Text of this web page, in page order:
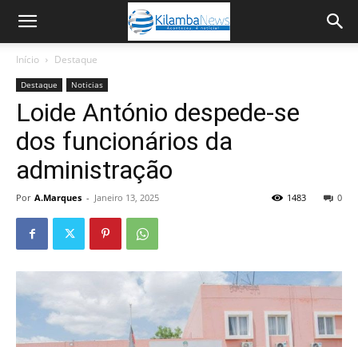
Início Destaque
Destaque Noticias
Loide António despede-se
dos funcionários da
administração
Por A.Marques - Janeiro 13, 2025 0
1483